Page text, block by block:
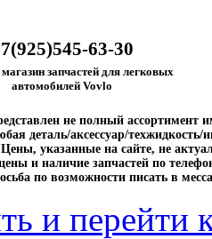
63-30
запчастей для легковых
автомобилей Vovlo
не полный ассортимент
деталь/аксессуар/техжидкость/
Цены, указанные на сайте, не
и наличие запчастей по
по возможности писать в
и перейти